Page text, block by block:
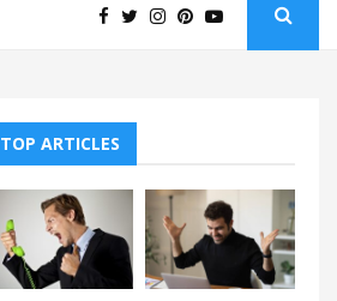
TOP ARTICLES